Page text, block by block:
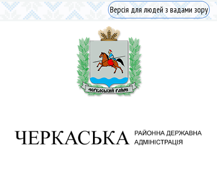
Версія для людей з вадами зору